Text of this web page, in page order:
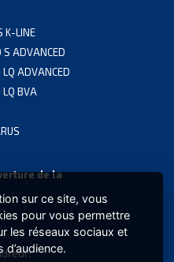
K-LINE
S ADVANCED
LQ ADVANCED
LQ BVA
de la
:
sur ce site, vous
pour vous permettre
les réseaux sociaux et